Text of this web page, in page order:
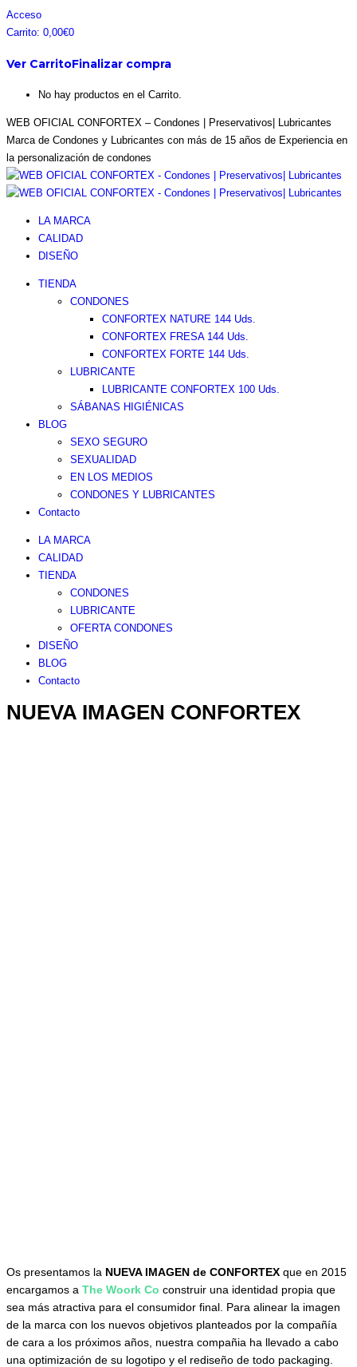
Saltar
al
Facebook
page
in
Instagram
page
in
Pinterest
page
in
Twitter
page
in
Acceso
Carrito: 0,00€0
Ver CarritoFinalizar compra
No hay productos en el Carrito.
WEB OFICIAL CONFORTEX – Condones | Preservativos| Lubricantes
Marca de Condones y Lubricantes con más de 15 años de Experiencia en
la personalización de condones
LA MARCA
CALIDAD
DISEÑO
TIENDA
CONDONES
CONFORTEX NATURE 144 Uds.
CONFORTEX FRESA 144 Uds.
CONFORTEX FORTE 144 Uds.
LUBRICANTE
LUBRICANTE CONFORTEX 100 Uds.
SÁBANAS HIGIÉNICAS
BLOG
SEXO SEGURO
SEXUALIDAD
EN LOS MEDIOS
CONDONES Y LUBRICANTES
Contacto
LA MARCA
CALIDAD
TIENDA
CONDONES
LUBRICANTE
OFERTA CONDONES
DISEÑO
BLOG
Contacto
NUEVA IMAGEN CONFORTEX
Os presentamos la NUEVA IMAGEN de CONFORTEX que en 2015
encargamos a The Woork Co construir una identidad propia que
sea más atractiva para el consumidor final. Para alinear la imagen
de la marca con los nuevos objetivos planteados por la compañía
de cara a los próximos años, nuestra compañia ha llevado a cabo
una optimización de su logotipo y el rediseño de todo packaging.